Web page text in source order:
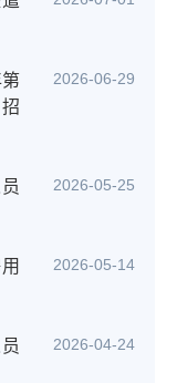
2026-06-29
2026-05-25
2026-05-14
2026-04-24